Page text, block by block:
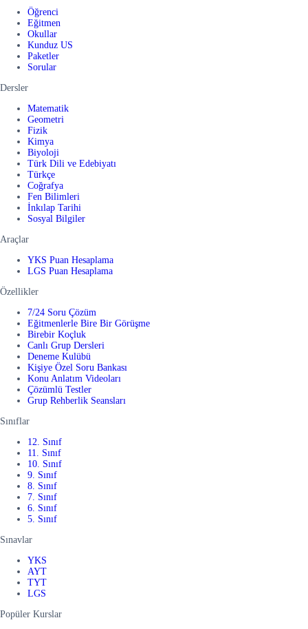
Öğrenci
Eğitmen
Okullar
Kunduz US
Paketler
Sorular
Dersler
Matematik
Geometri
Fizik
Kimya
Biyoloji
Türk Dili ve Edebiyatı
Türkçe
Coğrafya
Fen Bilimleri
İnkılap Tarihi
Sosyal Bilgiler
Araçlar
YKS Puan Hesaplama
LGS Puan Hesaplama
Özellikler
7/24 Soru Çözüm
Eğitmenlerle Bire Bir Görüşme
Birebir Koçluk
Canlı Grup Dersleri
Deneme Kulübü
Kişiye Özel Soru Bankası
Konu Anlatım Videoları
Çözümlü Testler
Grup Rehberlik Seansları
Sınıflar
12. Sınıf
11. Sınıf
10. Sınıf
9. Sınıf
8. Sınıf
7. Sınıf
6. Sınıf
5. Sınıf
Sınavlar
YKS
AYT
TYT
LGS
Popüler Kurslar